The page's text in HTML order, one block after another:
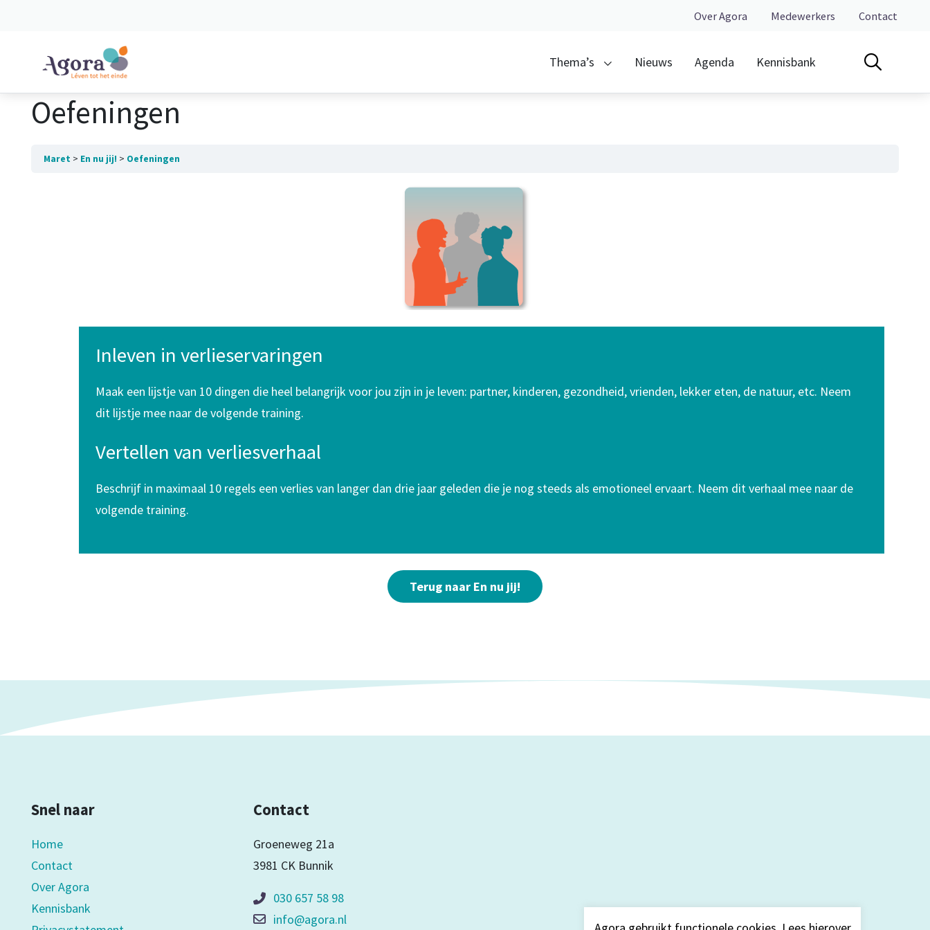
Over Agora Medewerkers Contact
Thema’s Nieuws Agenda Kennisbank
Oefeningen
Maret En nu jij! Oefeningen
Inleven in verlieservaringen
Maak een lijstje van 10 dingen die heel belangrijk voor jou zijn in je leven: partner, kinderen, gezondheid, vrienden, lekker eten, de natuur, etc. Neem
dit lijstje mee naar de volgende training.
Vertellen van verliesverhaal
Beschrijf in maximaal 10 regels een verlies van langer dan drie jaar geleden die je nog steeds als emotioneel ervaart. Neem dit verhaal mee naar de
volgende training.
Terug naar En nu jij!
Snel naar
Home
Contact
Over Agora
Kennisbank
Contact
Groeneweg 21a
3981 CK Bunnik
030 657 58 98
info@agora.nl